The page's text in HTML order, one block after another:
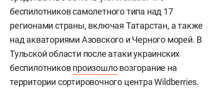
беспилотников самолетного типа над 17
регионами страны, включая Татарстан, а также
над акваториями Азовского и Черного морей. В
Тульской области после атаки украинских
беспилотниковпроизошловозгорание на
территории сортировочного центра Wildberries.